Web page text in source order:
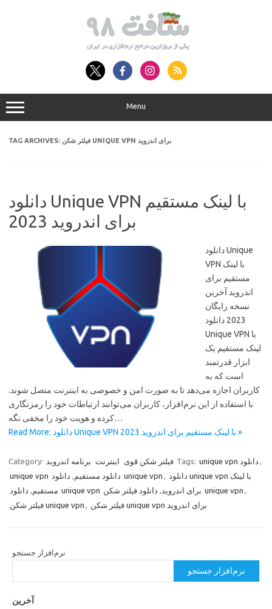
Menu
TAG ARCHIVES: فیلتر شکن UNIQUE VPN برای اندروید
دانلود Unique VPN با لینک مستقیم
برای اندروید 2023
دانلود Unique
VPN با لینک
مستقیم برای
اندروید آخرین
نسخه رایگان
2023 دانلود
Unique VPN با
لینک مستقیم یک
ابزار قدرتمند
است که به
کاربران اجازه می‌دهد تا به صورت امن و خصوصی به اینترنت متصل شوند.
با استفاده از این نرم‌افزار، کاربران می‌توانند ارتباطات خود را رمزنگاری
کرده و هویت خود را مخفی نگه…
Read More: دانلود Unique VPN با لینک مستقیم برای اندروید 2023 »
Category: فیلتر شکن قوی اینترنت برنامه اندروید Tags: unique vpn دانلود ,
unique vpn دانلود مستقیم , دانلود unique vpn , دانلود unique vpn با لینک
مستقیم , دانلود unique vpn برای اندروید , دانلود فیلتر شکن unique vpn ,
فیلتر شکن unique vpn , فیلتر شکن unique vpn برای اندروید
نرم‌افزار جستجو
نرم‌افزار جستجو
آخرین